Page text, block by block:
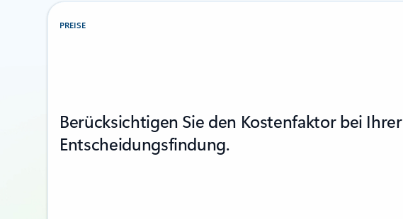
PREISE
Berücksichtigen Sie den Kostenfaktor bei Ihrer
Entscheidungsfindung.